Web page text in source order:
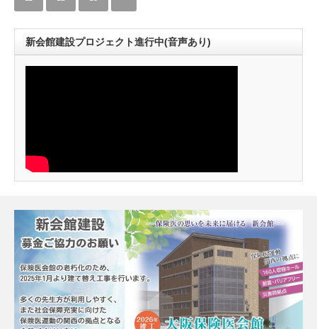
新会館建設プロジェクト進行中(音声あり)